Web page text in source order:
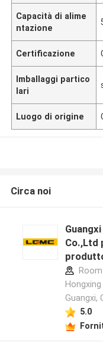
Capacità di alime
ntazione
Certificazione
Imballaggi partico
lari
Luogo di origine
Circa noi
Co.,Ltd
Guangxi,
5.0